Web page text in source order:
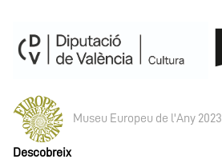
Museu Europeu de l'Any 2023
Descobreix